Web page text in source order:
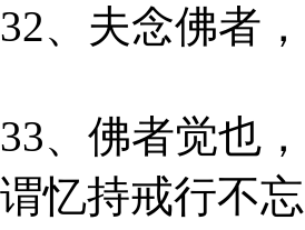
32、夫念佛者
33、佛者觉也
谓忆持戒行不